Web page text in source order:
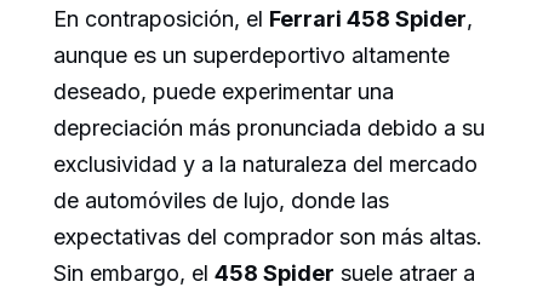
En contraposición, el Ferrari 458 Spider,
aunque es un superdeportivo altamente
deseado, puede experimentar una
depreciación más pronunciada debido a su
exclusividad y a la naturaleza del mercado
de automóviles de lujo, donde las
expectativas del comprador son más altas.
Sin embargo, el 458 Spider suele atraer a